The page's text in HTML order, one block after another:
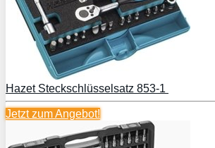
Hazet Steckschlüsselsatz 853-1
Jetzt zumAngebot!